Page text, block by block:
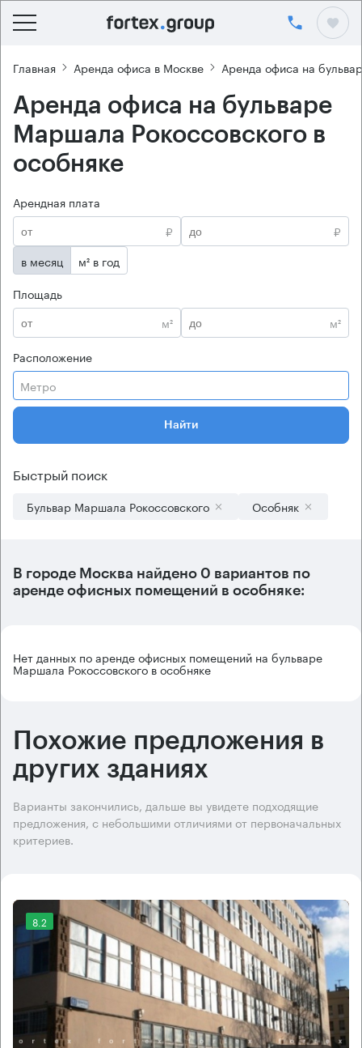
Главная Аренда офиса в Москве Аренда офиса на
Аренда офиса на бульваре
Маршала Рокоссовского в
особняке
Арендная плата
₽
₽
в месяц
м² в год
Площадь
м²
м²
Расположение
Метро
Найти
Быстрый поиск
Бульвар Маршала Рокоссовского Особняк
В городе Москва найдено 0 вариантов по
аренде офисных помещений в особняке:
Нет данных по аренде офисных помещений на бульваре
Маршала Рокоссовского в особняке
Похожие предложения в
других зданиях
Варианты закончились, дальше вы увидете подходящие
предложения, с небольшими отличиями от первоначальных
критериев.
8.2